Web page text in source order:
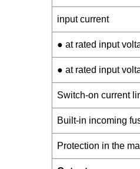
input current
● at rated input
● at rated input
Switch-on current
Built-in incoming
Protection in the